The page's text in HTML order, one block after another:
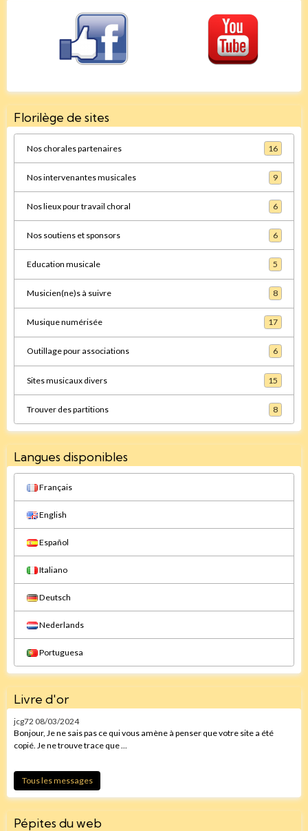
Florilège de sites
Nos chorales partenaires 16
Nos intervenantes musicales 9
Nos lieux pour travail choral 6
Nos soutiens et sponsors 6
Education musicale 5
Musicien(ne)s à suivre 8
Musique numérisée 17
Outillage pour associations 6
Sites musicaux divers 15
Trouver des partitions 8
Langues disponibles
Français
English
Español
Italiano
Deutsch
Nederlands
Portuguesa
Livre d'or
jcg72 08/03/2024
Bonjour, Je ne sais pas ce qui vous amène à penser que votre site a été
copié. Je ne trouve trace que ...
Tous les messages
Pépites du web